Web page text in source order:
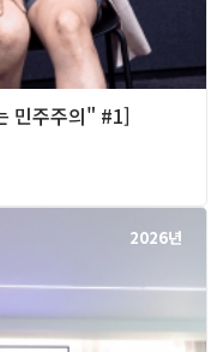
민주주의" #1]
2026년